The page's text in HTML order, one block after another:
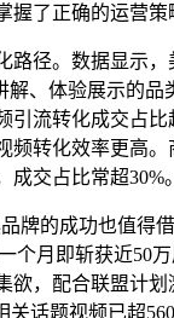
握了正确的运营策
路径。数据显示
解、体验展示的品
引流转化成交占比
频转化效率更高
交占比常超30%。
品牌的成功也值得
个月即斩获近50
欲，配合联盟计
关话题视频已超